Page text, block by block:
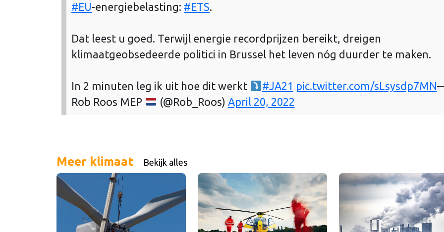
#EU-energiebelasting: #ETS.
Dat leest u goed. Terwijl energie recordprijzen bereikt, dreigen
klimaatgeobsedeerde politici in Brussel het leven nóg duurder te maken.
In 2 minuten leg ik uit hoe dit werkt #JA21 pic.twitter.com/sLsysdp7MN
Rob Roos MEP
(@Rob_Roos) April 20, 2022
Meer klimaat Bekijk alles